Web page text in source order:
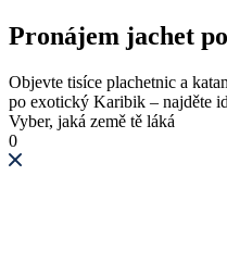
Pronájem jachet
Objevte tisíce plachetnic a
po exotický Karibik – najděte
Vyber, jaká země tě láká
0